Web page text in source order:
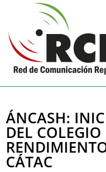
ÁNCASH:
DEL
CÁTAC